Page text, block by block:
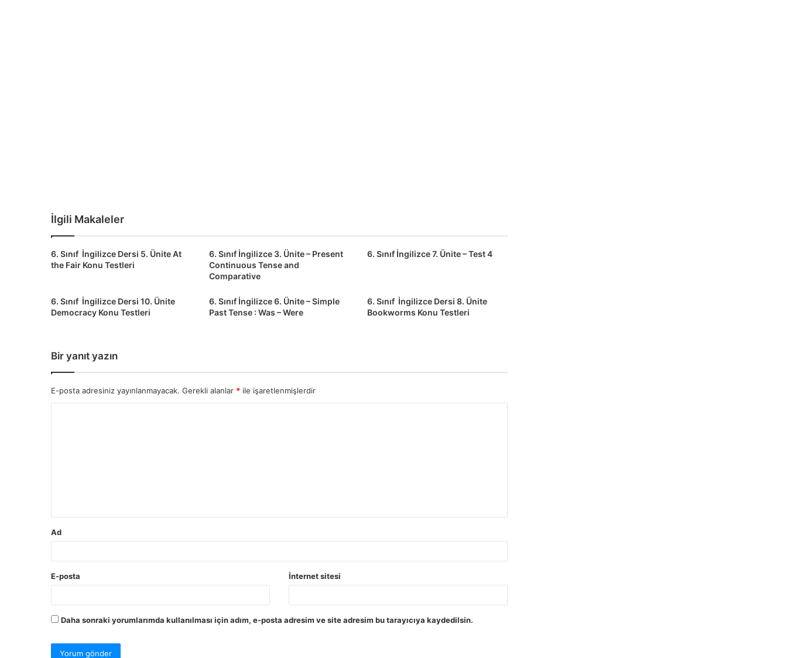
İlgili Makaleler
6. Sınıf İngilizce Dersi 5. Ünite At
the Fair Konu Testleri
6. Sınıf İngilizce 3. Ünite – Present
Continuous Tense and
Comparative
6. Sınıf İngilizce 7. Ünite – Test 4
6. Sınıf İngilizce Dersi 10. Ünite
Democracy Konu Testleri
6. Sınıf İngilizce 6. Ünite – Simple
Past Tense : Was – Were
6. Sınıf İngilizce Dersi 8. Ünite
Bookworms Konu Testleri
Bir yanıt yazın
E-posta adresiniz yayınlanmayacak. Gerekli alanlar * ile işaretlenmişlerdir
Ad
E-posta İnternet sitesi
Daha sonraki yorumlarımda kullanılması için adım, e-posta adresim ve site adresim bu tarayıcıya kaydedilsin.